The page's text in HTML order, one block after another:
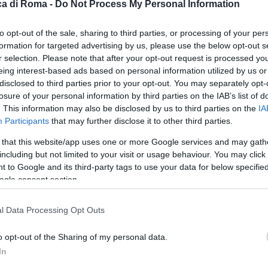
di Roma - Do Not Process My Personal Information
opt-out of the sale, sharing to third parties, or processing of your
for targeted advertising by us, please use the below opt-out
selection. Please note that after your opt-out request is processed
interest-based ads based on personal information utilized by us
to third parties prior to your opt-out. You may separately
of your personal information by third parties on the IAB’s list of
This information may also be disclosed by us to third parties on the
Participants that may further disclose it to other third parties.
that this website/app uses one or more Google services and may
but not limited to your visit or usage behaviour. You may
to Google and its third-party tags to use your data for below
consent section.
Data Processing Opt Outs
opt-out of the Sharing of my personal data.
su Corso Francia
Francia a causa di una tubatura rotta, causando
nella zona del Foro Italico. Il tratto stradale in
complicazioni anche su via Flaminia.
e dei Vigili del XV
del XV Gruppo Cassia per gestire la viabilità e
di Acea hanno lavorato incessantemente
tratto stradale.